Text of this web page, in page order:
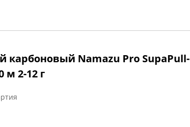
карбоновый Namazu Pro SupaPull-
м 2-12 г